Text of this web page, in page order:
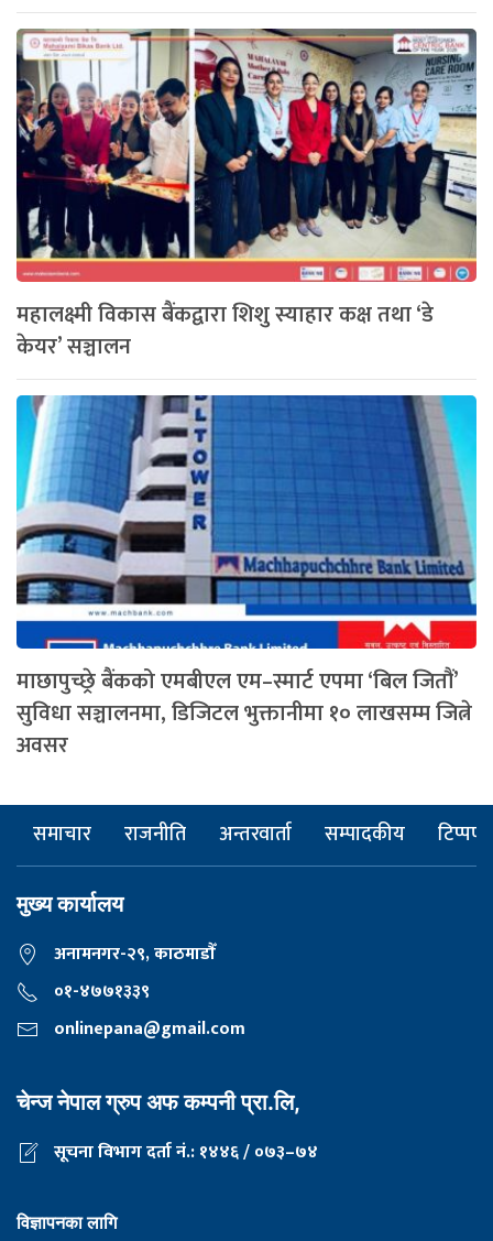
महालक्ष्मी विकास बैंकद्वारा शिशु स्याहार कक्ष तथा ‘डे
केयर’ सञ्चालन
माछापुच्छ्रे बैंकको एमबीएल एम–स्मार्ट एपमा ‘बिल जितौं’
सुविधा सञ्चालनमा, डिजिटल भुक्तानीमा १० लाखसम्म जित्ने
अवसर
समाचार राजनीति अन्तरवार्ता सम्पादकीय टिप्पणी
मुख्य कार्यालय
अनामनगर-२९, काठमाडाैँ
०१-४७७१३३९
onlinepana@gmail.com
चेन्ज नेपाल ग्रुप अफ कम्पनी प्रा.लि,
सूचना विभाग दर्ता नं.: १४४६ / ०७३–७४
विज्ञापनका लागि